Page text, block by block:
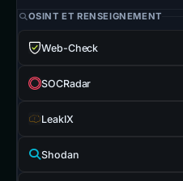
OSINT ET RENSEIGNEMENT
Web-Check
SOCRadar
LeakIX
Shodan